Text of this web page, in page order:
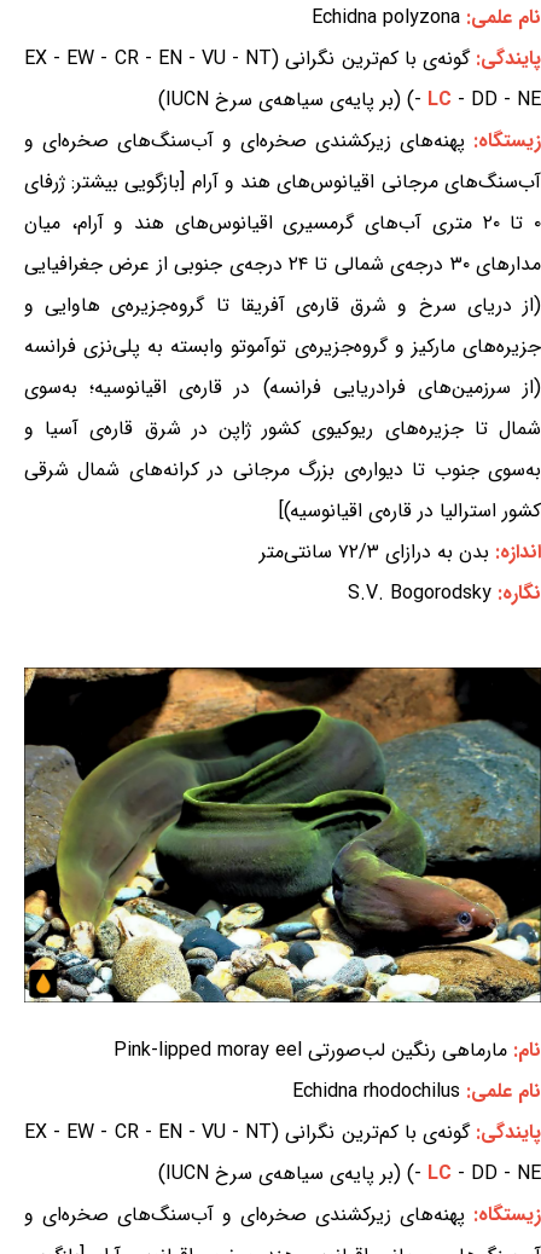
نام علمی: Echidna polyzona
پایندگی:
گونه‌ی با کم‌ترین نگرانی (EX - EW - CR - EN - VU - NT
- LC - DD - NE) (بر پایه‌ی سیاهه‌ی سرخ IUCN)
زیستگاه: پهنه‌های زیرکشندی صخره‌ای و آب‌سنگ‌های صخره‌ای و
آب‌سنگ‌های مرجانی اقیانوس‌های هند و آرام [بازگویی بیشتر: ژرفای
۰ تا ۲۰ متری آب‌های گرمسیری اقیانوس‌های هند و آرام، میان
مدارهای ۳۰ درجه‌ی شمالی تا ۲۴ درجه‌ی جنوبی از عرض جغرافیایی
(از دریای سرخ و شرق قاره‌ی آفریقا تا گروه‌جزیره‌ی هاوایی و
جزیره‌های مارکیز و گروه‌جزیره‌ی توآموتو وابسته به پلی‌نزی فرانسه
(از سرزمین‌های فرادریایی فرانسه) در قاره‌ی اقیانوسیه؛ به‌سوی
شمال تا جزیره‌های ریوکیوی کشور ژاپن در شرق قاره‌ی آسیا و
به‌سوی جنوب تا دیواره‌ی بزرگ مرجانی در کرانه‌های شمال شرقی
کشور استرالیا در قاره‌ی اقیانوسیه)]
اندازه: بدن به درازای ۷۲/۳ سانتی‌متر
نگاره: S.V. Bogorodsky
نام: مارماهی رنگین لب‌صورتی Pink-lipped moray eel
نام علمی: Echidna rhodochilus
پایندگی:
گونه‌ی با کم‌ترین نگرانی (EX - EW - CR - EN - VU - NT
- LC - DD - NE) (بر پایه‌ی سیاهه‌ی سرخ IUCN)
زیستگاه: پهنه‌های زیرکشندی صخره‌ای و آب‌سنگ‌های صخره‌ای و